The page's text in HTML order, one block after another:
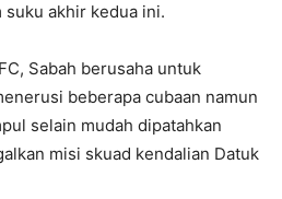
suku akhir kedua ini.
Sabah berusaha untuk
beberapa cubaan namun
selain mudah dipatahkan
misi skuad kendalian Datuk